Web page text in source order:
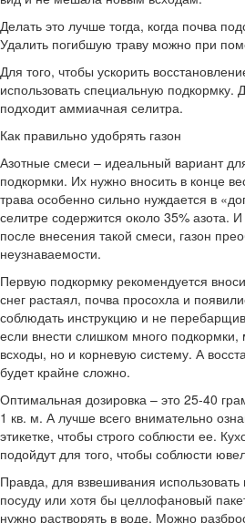
Делать это лучше тогда, когда почва
Удалить погибшую траву можно при
Для того, чтобы ускорить
использовать специальную подкормку.
подходит аммиачная селитра.
Как правильно удобрять газон
Азотные смеси – идеальный вариант
подкормки. Их нужно вносить в конце
трава особенно сильно нуждается в
селитре содержится около 35% азота.
после внесения такой смеси, газон
неузнаваемости.
Первую подкормку рекомендуется
снег растаял, почва просохла и
соблюдать инструкцию и не
если внести слишком много подкормки,
всходы, но и корневую систему. А
будет крайне сложно.
Оптимальная дозировка – это 25-40
1 кв. м. А лучше всего внимательно
этикетке, чтобы строго соблюсти ее.
подойдут для того, чтобы соблюсти
Правда, для взвешивания
посуду или хотя бы целлофановый
нужно растворять в воде. Можно